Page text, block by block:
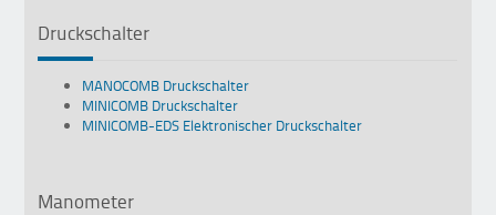
Druckschalter
MANOCOMB Druckschalter
MINICOMB Druckschalter
MINICOMB-EDS Elektronischer Druckschalter
Manometer